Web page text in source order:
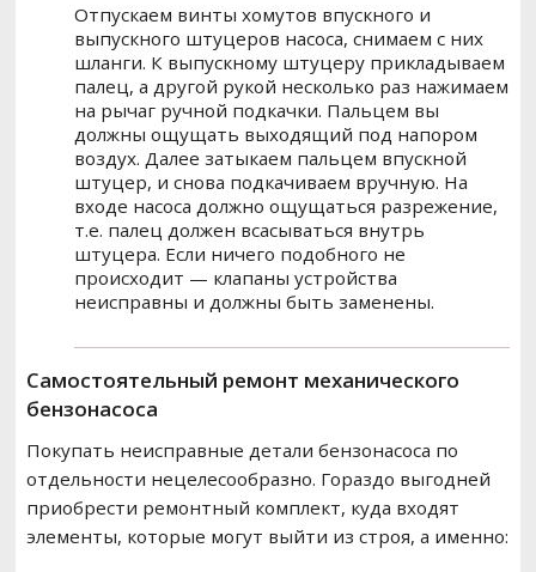
Отпускаем винты хомутов впускного и
выпускного штуцеров насоса, снимаем с них
шланги. К выпускному штуцеру прикладываем
палец, а другой рукой несколько раз нажимаем
на рычаг ручной подкачки. Пальцем вы
должны ощущать выходящий под напором
воздух. Далее затыкаем пальцем впускной
штуцер, и снова подкачиваем вручную. На
входе насоса должно ощущаться разрежение,
т.е. палец должен всасываться внутрь
штуцера. Если ничего подобного не
происходит — клапаны устройства
неисправны и должны быть заменены.
Самостоятельный ремонт механического
бензонасоса
Покупать неисправные детали бензонасоса по
отдельности нецелесообразно. Гораздо выгодней
приобрести ремонтный комплект, куда входят
элементы, которые могут выйти из строя, а именно: